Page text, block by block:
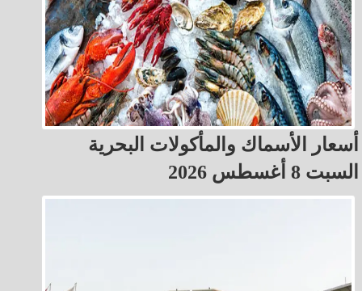
أسعار الأسماك والمأكولات البحرية
السبت 8 أغسطس 2026